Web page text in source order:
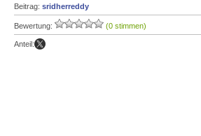
Beitrag: sridherreddy
Bewertung: (0 stimmen)
Anteil: